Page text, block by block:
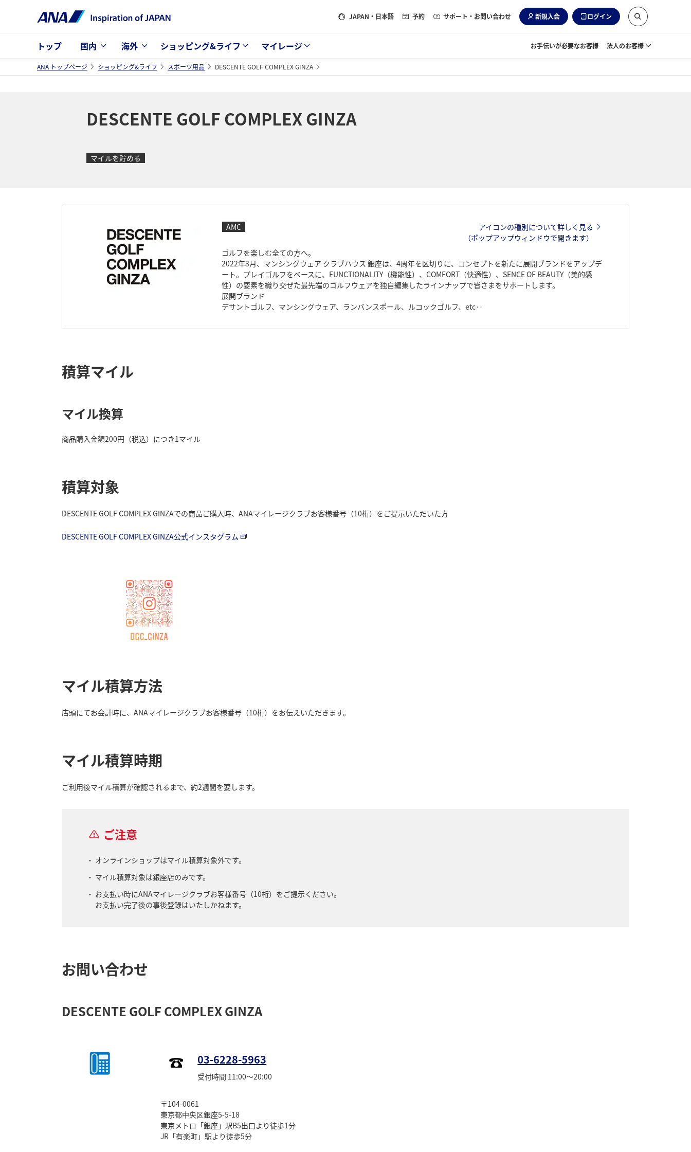
JAPAN ・日本語 予約 サポート・お問い合わせ 新規入会 ログイン
トップ 国内 海外 ショッピング&ライフ マイレージ お手伝いが必要なお客様 法人のお客様
ANA トップページ ショッピング&ライフ スポーツ用品 DESCENTE GOLF COMPLEX GINZA
DESCENTE GOLF COMPLEX GINZA
マイルを貯める
AMC
アイコンの種別について詳しく見る
（ポップアップウィンドウで開きます）
ゴルフを楽しむ全ての方へ。
2022年3月、マンシングウェア クラブハウス 銀座は、4周年を区切りに、コンセプトを新たに展開ブランドをアップデ
ート。プレイゴルフをベースに、FUNCTIONALITY（機能性）、COMFORT（快適性）、SENCE OF BEAUTY（美的感
性）の要素を織り交ぜた最先端のゴルフウェアを独自編集したラインナップで皆さまをサポートします。
展開ブランド
デサントゴルフ、マンシングウェア、ランバンスポール、ルコックゴルフ、etc‥
積算マイル
マイル換算
商品購入金額200円（税込）につき1マイル
積算対象
DESCENTE GOLF COMPLEX GINZAでの商品ご購入時、ANAマイレージクラブお客様番号（10桁）をご提示いただいた方
DESCENTE GOLF COMPLEX GINZA公式インスタグラム
マイル積算方法
店頭にてお会計時に、ANAマイレージクラブお客様番号（10桁）をお伝えいただきます。
マイル積算時期
ご利用後マイル積算が確認されるまで、約2週間を要します。
ご注意
オンラインショップはマイル積算対象外です。
マイル積算対象は銀座店のみです。
お支払い時にANAマイレージクラブお客様番号（10桁）をご提示ください。
お支払い完了後の事後登録はいたしかねます。
お問い合わせ
DESCENTE GOLF COMPLEX GINZA
03-6228-5963
受付時間 11:00～20:00
〒104-0061
東京都中央区銀座5-5-18
東京メトロ「銀座」駅B5出口より徒歩1分
JR「有楽町」駅より徒歩5分